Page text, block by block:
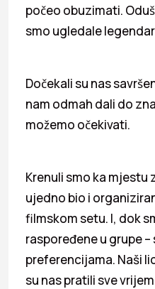
počeo obuzimati.
smo ugledale
Dočekali su nas
nam odmah dali do
možemo očekivati.
Krenuli smo ka
ujedno bio i
filmskom setu. I, dok
raspoređene u grupe
preferencijama. Naši
su nas pratili sve